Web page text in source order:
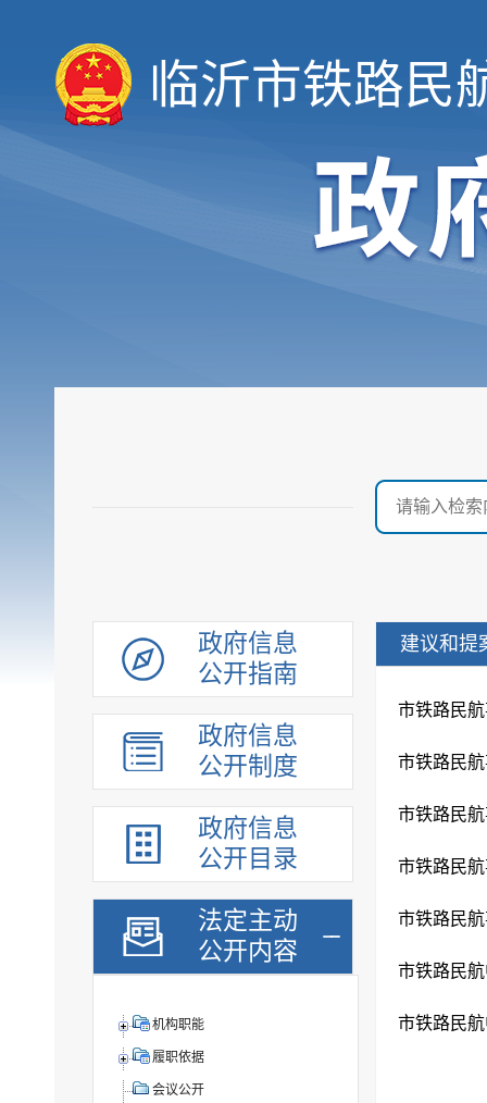
临沂市铁路民
政府信息
公开指南
政府信息
公开制度
政府信息
公开目录
法定主动
公开内容
机构职能
履职依据
会议公开
建议和提
市铁路民
市铁路民